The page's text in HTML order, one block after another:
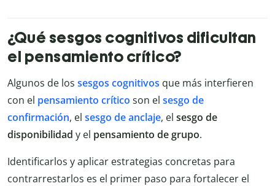
¿Qué sesgos cognitivos dificultan
el pensamiento crítico?
Algunos de los sesgos cognitivos que más interfieren
con el pensamiento crítico son el sesgo de
confirmación, el sesgo deanclaje, el sesgo de
disponibilidad y el pensamiento degrupo.
Identificarlos y aplicar estrategias concretas para
contrarrestarlos es el primer paso para fortalecer el